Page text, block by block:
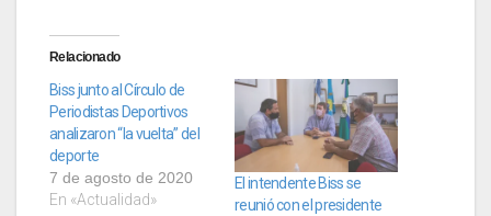
Relacionado
Biss junto al Círculo de
Periodistas Deportivos
analizaron “la vuelta” del
deporte
7 de agosto de 2020
En «Actualidad»
El intendente Biss se
reunió con el presidente